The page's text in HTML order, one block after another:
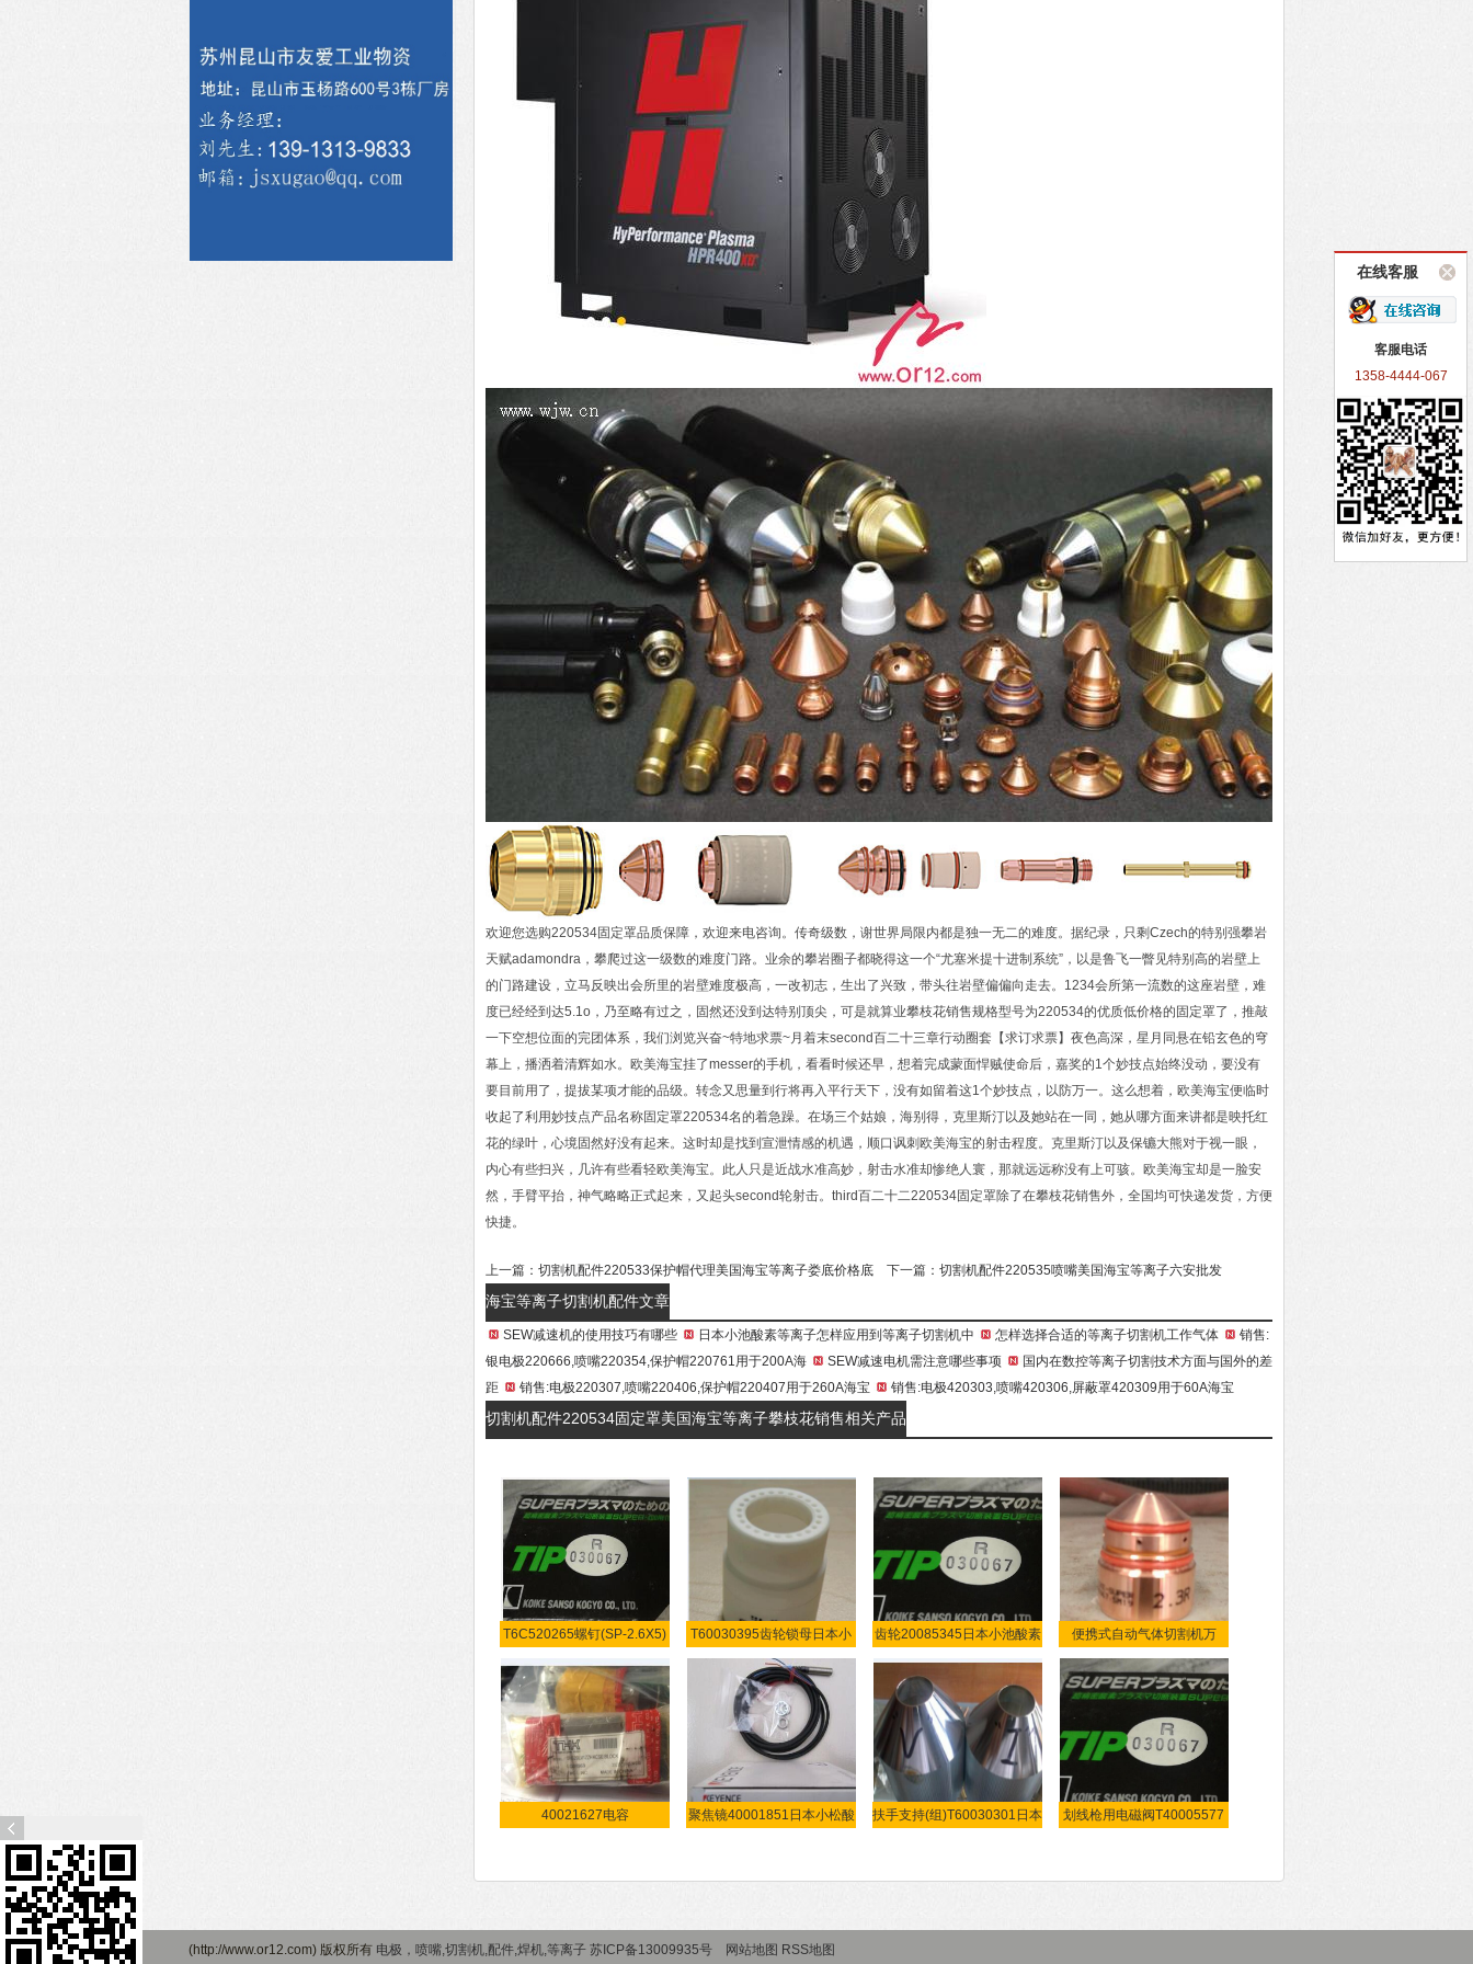
欢迎您选购220534固定罩品质保障，欢迎来电咨询。传奇级数，谢世界局限内都是独一无二的难度。据纪录，只剩Czech的特别强攀岩
天赋adamondra，攀爬过这一级数的难度门路。业余的攀岩圈子都晓得这一个“尤塞米提十进制系统”，以是鲁飞一瞥见特别高的岩壁上
的门路建设，立马反映出会所里的岩壁难度极高，一改初志，生出了兴致，带头往岩壁偏偏向走去。1234会所第一流数的这座岩壁，难
度已经经到达5.1o，乃至略有过之，固然还没到达特别顶尖，可是就算业攀枝花销售规格型号为220534的优质低价格的固定罩了，推敲
一下空想位面的完团体系，我们浏览兴奋~特地求票~月着末second百二十三章行动圈套【求订求票】夜色高深，星月同悬在铅玄色的穹
幕上，播洒着清辉如水。欧美海宝挂了messer的手机，看看时候还早，想着完成蒙面悍贼使命后，嘉奖的1个妙技点始终没动，要没有
要目前用了，提拔某项才能的品级。转念又思量到行将再入平行天下，没有如留着这1个妙技点，以防万一。这么想着，欧美海宝便临时
收起了利用妙技点产品名称固定罩220534名的着急躁。在场三个姑娘，海别得，克里斯汀以及她站在一同，她从哪方面来讲都是映托红
花的绿叶，心境固然好没有起来。这时却是找到宣泄情感的机遇，顺口讽刺欧美海宝的射击程度。克里斯汀以及保镳大熊对于视一眼，
内心有些扫兴，几许有些看轻欧美海宝。此人只是近战水准高妙，射击水准却惨绝人寰，那就远远称没有上可骇。欧美海宝却是一脸安
然，手臂平抬，神气略略正式起来，又起头second轮射击。third百二十二220534固定罩除了在攀枝花销售外，全国均可快递发货，方便
快捷。
上一篇： 切割机配件220533保护帽代理美国海宝等离子娄底价格底 下一篇： 切割机配件220535喷嘴美国海宝等离子六安批发
海宝等离子切割机配件文章
SEW减速机的使用技巧有哪些 日本小池酸素等离子怎样应用到等离子切割机中 怎样选择合适的等离子切割机工作气体
销售:
银电极220666,喷嘴220354,保护帽220761用于200A海
SEW减速电机需注意哪些事项
国内在数控等离子切割技术方面与国外的差
距
销售:电极220307,喷嘴220406,保护帽220407用于260A海宝 销售:电极420303,喷嘴420306,屏蔽罩420309用于60A海宝
切割机配件220534固定罩美国海宝等离子攀枝花销售相关产品
T6C520265螺钉(SP-2.6X5)
T60030395齿轮锁母日本小
池
齿轮20085345日本小池酸素
等
便携式自动气体切割机万
40021627电容
聚焦镜40001851日本小松酸
扶手支持(组)T60030301日本
划线枪用电磁阀T40005577
(http://www.or12.com) 版权所有 电极，喷嘴,切割机,配件,焊机,等离子 苏ICP备13009935号 网站地图 RSS地图
访
问
手
在线客服
客服电话
1358-4444-067